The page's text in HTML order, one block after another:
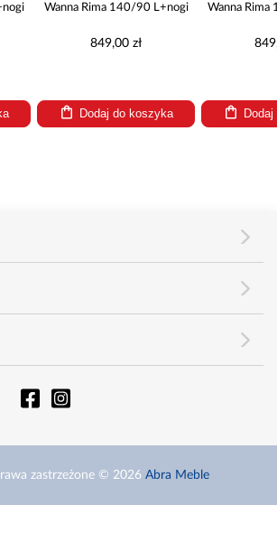
Wanna Rima 140/90 L+nogi
849,00 zł
Dodaj do koszyka
Wanna
zastrzeżone © 2026 Abra Meble